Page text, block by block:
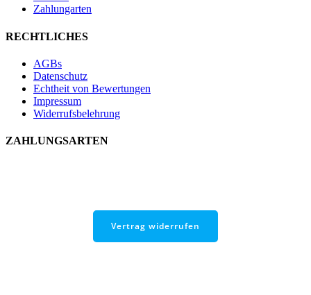
Zahlungarten
RECHTLICHES
AGBs
Datenschutz
Echtheit von Bewertungen
Impressum
Widerrufsbelehrung
ZAHLUNGSARTEN
Vertrag widerrufen